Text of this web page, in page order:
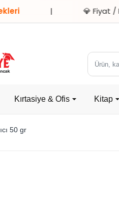
| 💎 Fiyat /
Ürün,
marka
Kırtasiye & Ofis Kitap
50 gr